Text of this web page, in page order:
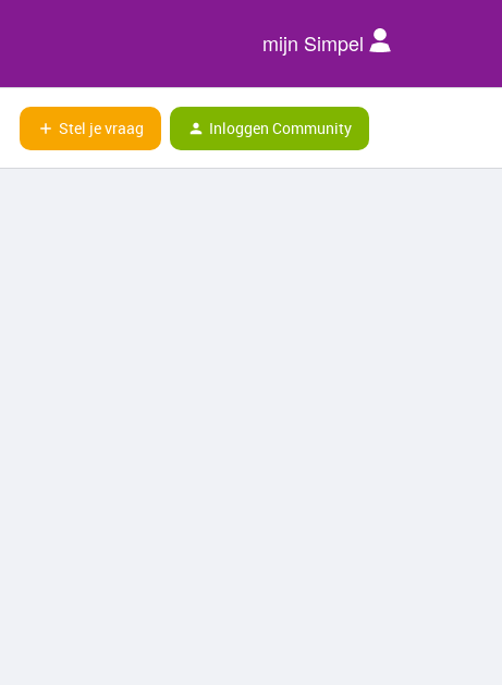
mijn Simpel
Stel je vraag Inloggen Community